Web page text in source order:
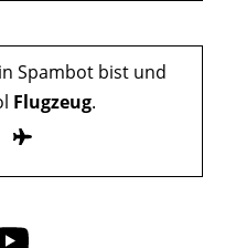
Spambot bist und
Flugzeug.